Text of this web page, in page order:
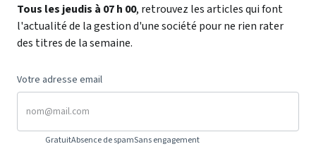
Tous les jeudis à 07 h 00, retrouvez les articles qui font
l'actualité de la gestion d'une société pour ne rien rater
des titres de la semaine.
Votre adresse email
GratuitAbsence de spamSans engagement